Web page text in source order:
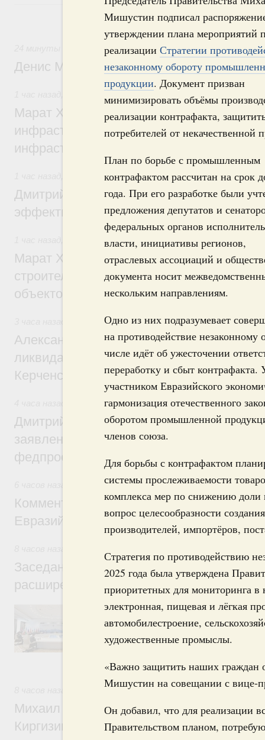
Мишустин подписал
утверждении плана мероприятий
реализации Стратегии
незаконному обороту
продукции. Документ призван
минимизировать объёмы
реализации контрафакта,
потребителей от некачественной
План по борьбе с промышленным
контрафактом рассчитан на срок
года. При его разработке были
предложения депутатов и
федеральных органов
власти, инициативы регионов,
отраслевых ассоциаций и
документа носит
нескольким направлениям.
Одно из них подразумевает
на противодействие
числе идёт об ужесточении
переработку и сбыт
участником Евразийского
гармонизация отечественного
оборотом промышленной
членов союза.
Для борьбы с контрафактом
системы прослеживаемости
комплекса мер по снижению доли
вопрос целесообразности
производителей, импортёров,
Стратегия по противодействию
2025 года была утверждена
приоритетных для мониторинга в
электронная, пищевая и лёгкая
автомобилестроение,
художественные промыслы.
«Важно защитить наших граждан
Мишустин на совещании с вице-
Он добавил, что для реализации
Правительством планом,
Общие вопросы промышленной политики
Денис Мантуров посетил Ярославскую
Бюджеты субъектов Федерации.
Марат Хуснуллин: 15 объектов
инфраструктуры построили и обновили
инфраструктурным кредитам
Развитие сельских территорий
Дмитрий Патрушев: Синхронизация
эффективность поддержки сельских
Экономика городов. Городская среда
Марат Хуснуллин: «Единый заказчик»
строительство и реконструкцию более
объектов
Чрезвычайные ситуации и ликвидация их
Александр Козлов провёл заседание
ликвидации последствий чрезвычайной
Керченском проливе
Среднее профессиональное образование
Дмитрий Чернышенко: Установлен
заявлений от абитуриентов колледжей и
федпроекта «Профессионалитет»
Евразийский экономический союз.
Комментарий Алексея Оверчука по
Евразийского межправительственного
Заседание Евразийского
расширенном составе
В повестке заседания актуальные задачи
числе совершенствование кооперации в
регулирования и администрирования,
обеспечение продовольственной
рынка.
Евразийский экономический союз.
Михаил Мишустин принял участие во
Киргизии Садыра Жапарова с главами